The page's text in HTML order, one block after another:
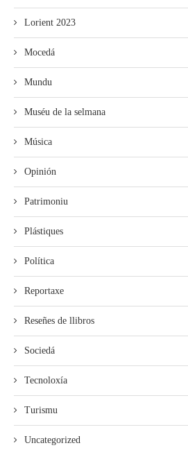
Lorient 2023
Mocedá
Mundu
Muséu de la selmana
Música
Opinión
Patrimoniu
Plástiques
Política
Reportaxe
Reseñes de llibros
Sociedá
Tecnoloxía
Turismu
Uncategorized